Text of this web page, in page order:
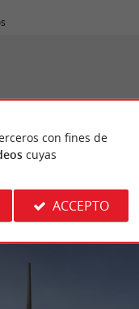
Degustación Ocio
con fines de
cuyas
ACCEPTO